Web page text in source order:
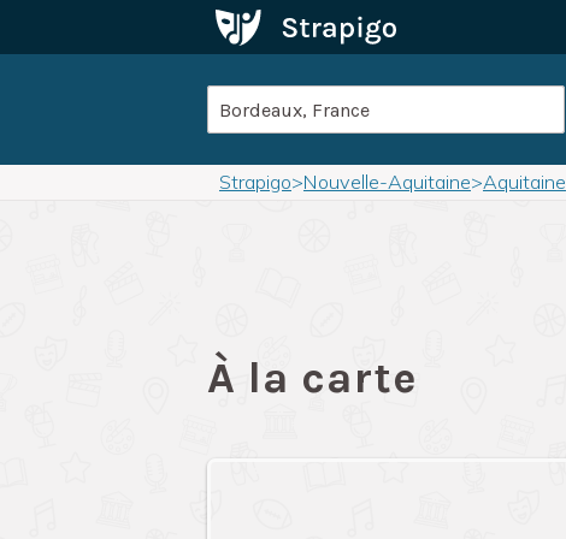
Strapigo>Nouvelle-Aquitaine>Aquitaine
À la carte